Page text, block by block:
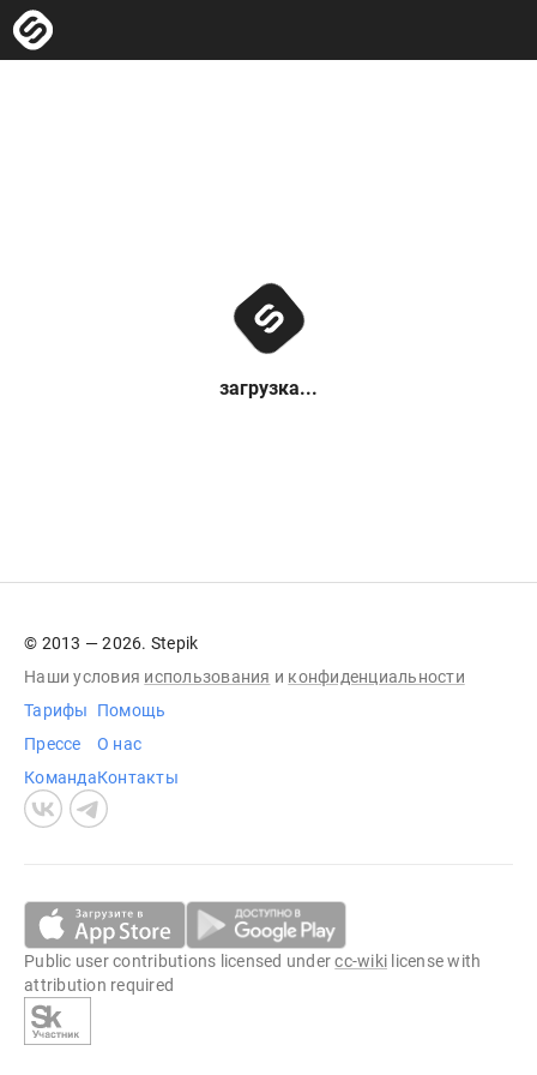
загрузка...
© 2013 — 2026. Stepik
Наши условия использования и конфиденциальности
Тарифы
Прессе
Команда
Помощь
О нас
Контакты
Public user contributions licensed undercc-wiki license with
attribution required